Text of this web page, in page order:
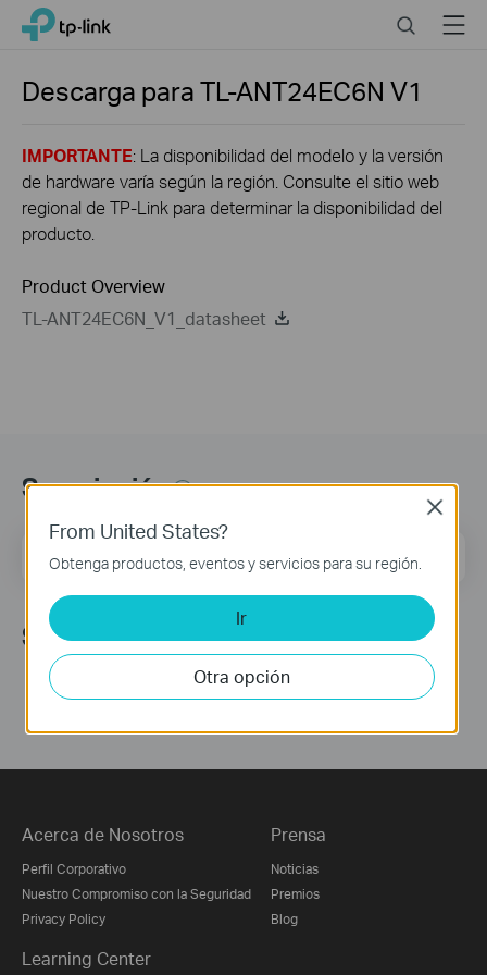
Click
navigation
TP-Link, Reliably Smart SearchMenu
Descarga paraTL-ANT24EC6N V1
IMPORTANTE: La disponibilidad del modelo y la versión
de hardware varía según la región. Consulte el sitio web
regional de TP-Link para determinar la disponibilidad del
producto.
Product Overview
TL-ANT24EC6N_V1_datasheet
Suscripción
Regístrate
Síguenos
Acerca de Nosotros
Perfil Corporativo
Nuestro Compromiso con la Seguridad
Privacy Policy
Prensa
Noticias
Premios
Blog
Learning Center
From United States?
Obtenga productos, eventos y servicios para su región.
Ir
Otra opción
Close